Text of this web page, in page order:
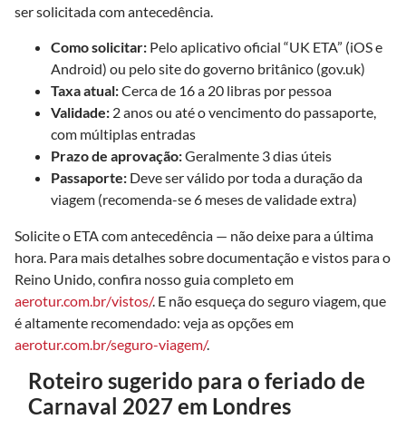
ser solicitada com antecedência.
Como solicitar: Pelo aplicativo oficial “UK ETA” (iOS e
Android) ou pelo site do governo britânico (gov.uk)
Taxa atual:Cerca de 16 a 20 libras por pessoa
Validade: 2 anos ou até o vencimento do passaporte,
com múltiplas entradas
Prazo de aprovação:Geralmente 3 dias úteis
Passaporte: Deve ser válido por toda a duração da
viagem (recomenda-se 6 meses de validade extra)
Solicite o ETA com antecedência — não deixe para a última
hora. Para mais detalhes sobre documentação e vistos para o
Reino Unido, confira nosso guia completo em
aerotur.com.br/vistos/. E não esqueça do seguro viagem, que
é altamente recomendado: veja as opções em
aerotur.com.br/seguro-viagem/.
Roteiro sugerido para o feriado de
Carnaval 2027 em Londres